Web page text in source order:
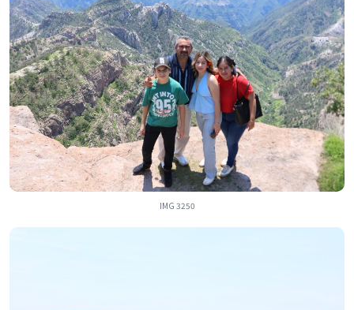
IMG 3250